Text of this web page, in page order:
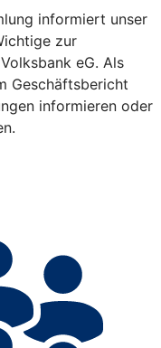
informiert unser
zur
eG. Als
Geschäftsbericht
informieren oder